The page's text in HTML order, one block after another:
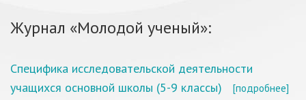
Журнал «Молодой ученый»:
Специфика исследовательской деятельности
учащихся основной школы (5-9 классы)
[подробнее]